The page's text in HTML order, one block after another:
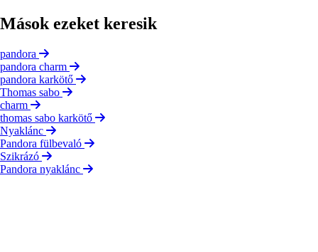
Mások ezeket keresik
pandora
pandora charm
pandora karkötő
Thomas sabo
charm
thomas sabo karkötő
Nyaklánc
Pandora fülbevaló
Szikrázó
Pandora nyaklánc